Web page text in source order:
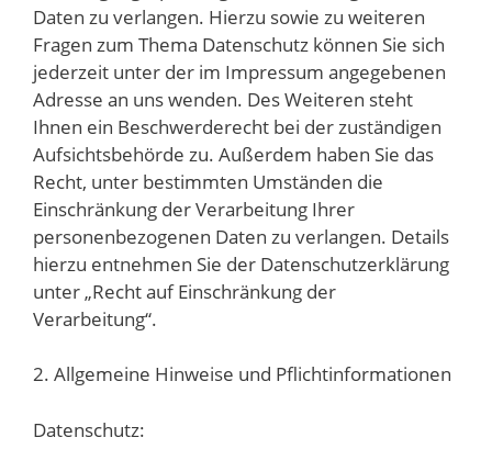
Daten zu verlangen. Hierzu sowie zu weiteren
Fragen zum Thema Datenschutz können Sie sich
jederzeit unter der im Impressum angegebenen
Adresse an uns wenden. Des Weiteren steht
Ihnen ein Beschwerderecht bei der zuständigen
Aufsichtsbehörde zu. Außerdem haben Sie das
Recht, unter bestimmten Umständen die
Einschränkung der Verarbeitung Ihrer
personenbezogenen Daten zu verlangen. Details
hierzu entnehmen Sie der Datenschutzerklärung
unter „Recht auf Einschränkung der
Verarbeitung“.
2. Allgemeine Hinweise und Pflichtinformationen
Datenschutz: